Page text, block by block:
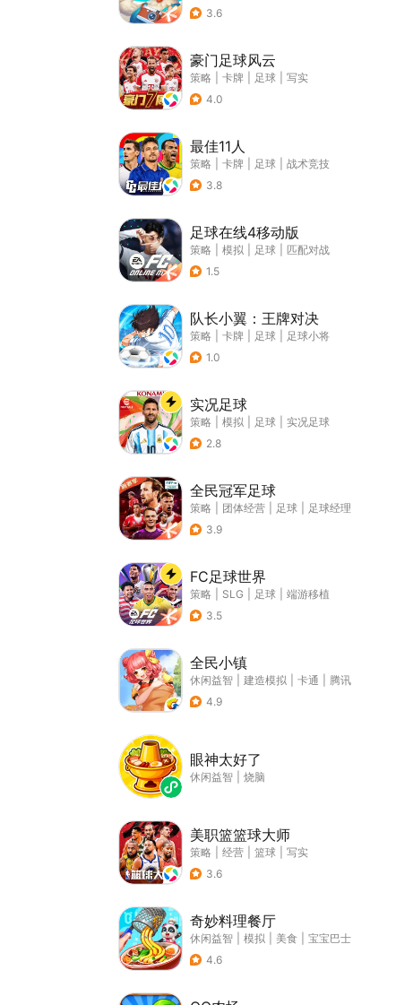
3.6
豪门足球风云
策略 卡牌 足球
写实
4.0
最佳11人
策略 卡牌 足球
战术竞技
3.8
足球在线4移动版
策略 模拟 足球
匹配对战
1.5
队长小翼：王牌对决
策略 卡牌 足球
足球小将
1.0
实况足球
策略 模拟 足球
实况足球
2.8
全民冠军足球
策略 团体经营 足球
足球经理
3.9
FC足球世界
策略 SLG 足球
端游移植
3.5
全民小镇
休闲益智 建造模拟 卡通
腾讯
4.9
眼神太好了
休闲益智 烧脑
美职篮篮球大师
策略 经营 篮球
写实
3.6
奇妙料理餐厅
休闲益智 模拟 美食
宝宝巴士
4.6